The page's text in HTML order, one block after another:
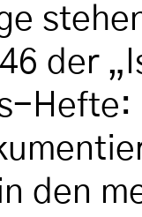
der
Hefte:
den